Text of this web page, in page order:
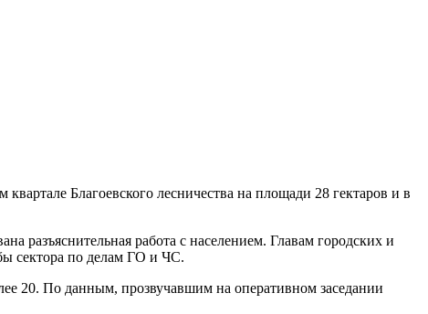
Благоевского лесничества на площади 28 гектаров и в
разъяснительная работа с населением. Главам городских и
сектора по делам ГО и ЧС.
20. По данным, прозвучавшим на оперативном заседании